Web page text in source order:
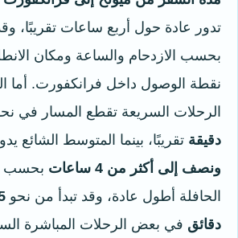
تدور عادة حول أربع ساعات تقريبًا، وقد
بحسب الازدحام والساعة ومكان
نقطة الوصول داخل فرانكفورت. أما
الرحلات السريعة تقطع المسار في
دقيقة تقريبًا، بينما المتوسط الشائع
ونصف إلى أكثر من 4 ساعات
بحسب
الحافلة أطول عادة، وقد تبدأ من نحو
دقائق في بعض الرحلات المباشرة